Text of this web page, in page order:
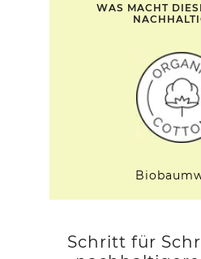
WAS MACHT
Schritt für